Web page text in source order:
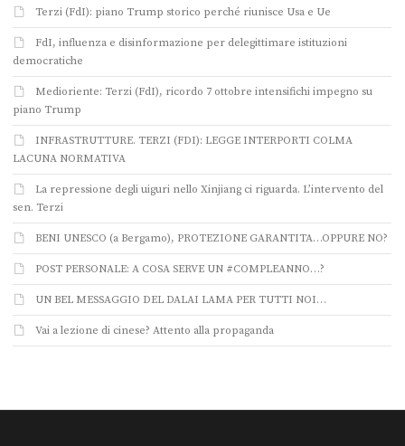
Terzi (FdI): piano Trump storico perché riunisce Usa e Ue
FdI, influenza e disinformazione per delegittimare istituzioni
democratiche
Medioriente: Terzi (FdI), ricordo 7 ottobre intensifichi impegno su
piano Trump
INFRASTRUTTURE. TERZI (FDI): LEGGE INTERPORTI COLMA
LACUNA NORMATIVA
La repressione degli uiguri nello Xinjiang ci riguarda. L’intervento del
sen. Terzi
BENI UNESCO (a Bergamo), PROTEZIONE GARANTITA…OPPURE NO?
POST PERSONALE: A COSA SERVE UN #COMPLEANNO…?
UN BEL MESSAGGIO DEL DALAI LAMA PER TUTTI NOI…
Vai a lezione di cinese? Attento alla propaganda